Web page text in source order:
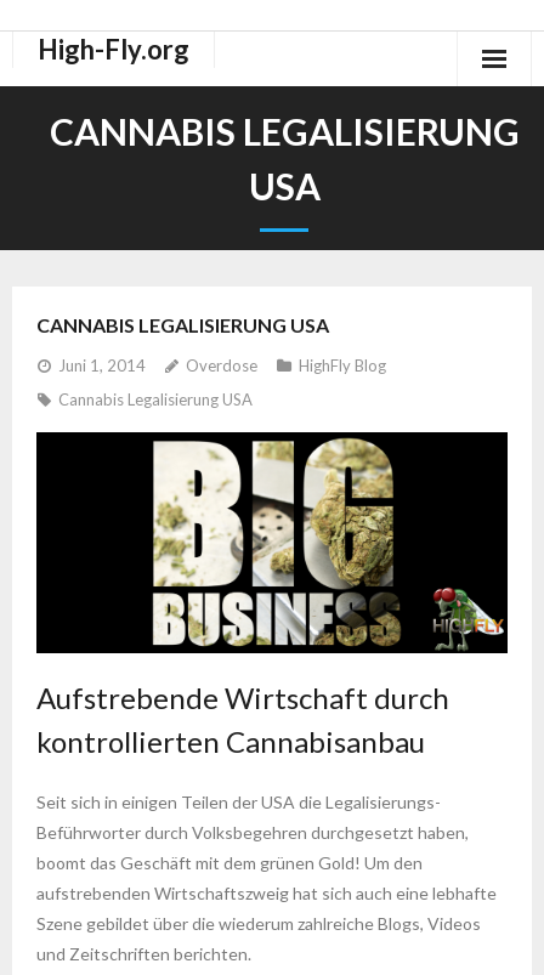
High-Fly.org
High-Fly Legal Highs Szeneblog
CANNABIS LEGALISIERUNG
USA
CANNABIS LEGALISIERUNG USA
Juni 1, 2014 Overdose
HighFly Blog
Cannabis Legalisierung USA
Aufstrebende Wirtschaft durch
kontrollierten Cannabisanbau
Seit sich in einigen Teilen der USA die Legalisierungs-
Beführworter durch Volksbegehren durchgesetzt haben,
boomt das Geschäft mit dem grünen Gold! Um den
aufstrebenden Wirtschaftszweig hat sich auch eine lebhafte
Szene gebildet über die wiederum zahlreiche Blogs, Videos
und Zeitschriften berichten.